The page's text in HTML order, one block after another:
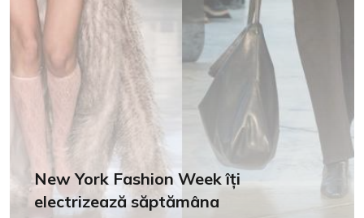
New York Fashion Week îți
electrizează săptămâna